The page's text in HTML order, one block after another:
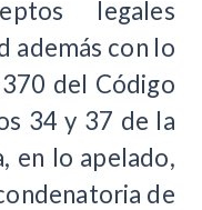
legales
además con lo
del Código
34 y 37 de la
en lo apelado,
de